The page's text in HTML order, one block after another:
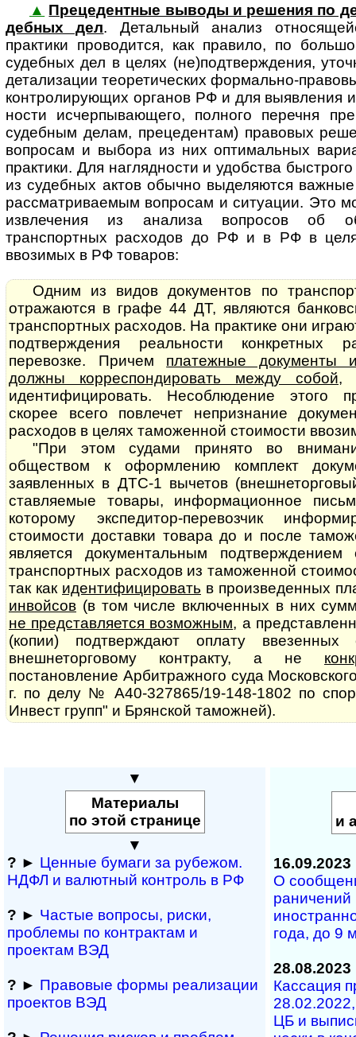
▲ Прецедентные выводы и решения по
деб­ных дел. Де­таль­ный ана­лиз
практики проводится, как правило, по
судебных дел в целях (не)подтверждения,
детализации теоретических формально-
контролирующих органов РФ и для выявления
нос­ти исчерпывающего, полного перечня
судебным делам, прецедентам) правовых
вопросам и выбора из них оптимальных
практики. Для наглядности и удобства
из судебных актов обычно выделяются
рассматриваемым вопросам и ситуации. Это
извлечения из анализа вопросов об
транспортных расходов до РФ и в РФ в
ввозимых в РФ товаров:
Одним из видов документов по
отражаются в графе 44 ДТ, являются
транспортных расходов. На практике они
подтверждения реальности конкретных
перевозке. Причем платежные документы
должны корреспондировать между собой,
идентифицировать. Несоблюдение этого
скорее всего повлечет непризнание
расходов в целях таможенной стоимости
"При этом судами принято во
обществом к оформлению комплект
заявленных в ДТС-1 вычетов
став­ля­е­мые товары, информационное
которому экспедитор-перевозчик
стоимости доставки товара до и после
является до­ку­мен­таль­ным подтверждением
транспортных расходов из таможенной
так как идентифицировать в произведенных
инвойсов (в том числе включенных в них
не представляется возможным, а
(копии) подтверждают оплату
внешнеторговому контракту, а не
постановление Арбитражного суда
г. по делу № А40-327865/19-148-1802 по
Инвест групп" и Брянской таможней).
▼
Материалы
по этой странице
▼
? ► Ценные бумаги за рубежом.
НДФЛ и ва­лют­ный кон­т­роль в РФ
? ► Частые вопросы, рис­ки,
проблемы по конт­рактам и
проектам ВЭД
? ► Правовые формы реализации
проектов ВЭД
и
16.09.2023
О
ра­ни­че­ний
го­да, до 9
28.08.2023
Кассация
ЦБ и